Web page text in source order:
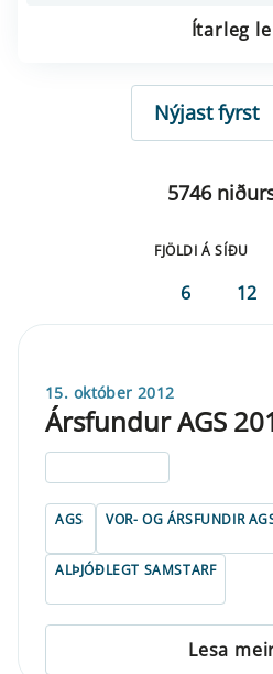
Ítarleg
RÖÐUN
5746
FJÖLDI Á SÍÐU
6 12
15. október 2012
Ársfundur AGS
AGS VOR- OG ÁRSFUNDIR
ALÞJÓÐLEGT SAMSTARF
Lesa